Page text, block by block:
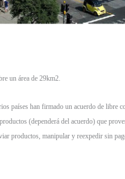
un área de 29km2.
países han firmado un acuerdo de libre
(dependerá del acuerdo) que
productos, manipular y reexpedir sin